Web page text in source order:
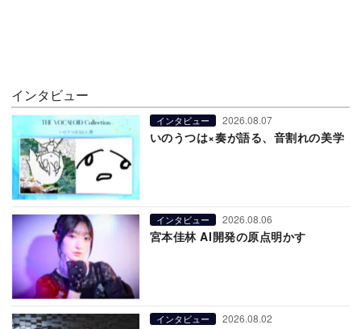
インタビュー
インタビュー 2026.08.07
いのうつは×奏が語る、音割れの美学
インタビュー 2026.08.06
宮本佳林 AI開発の原点明かす
インタビュー 2026.08.02